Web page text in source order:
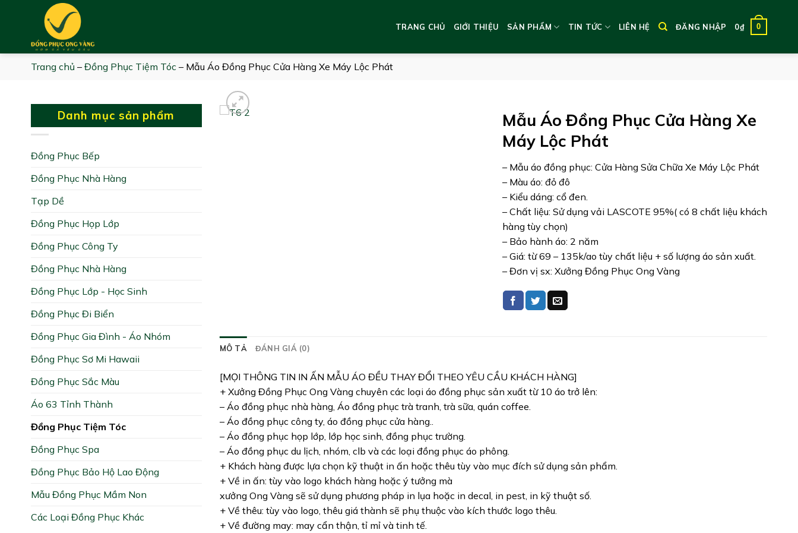
TRANG CHỦ GIỚI THIỆU SẢN PHẨM TIN TỨC LIÊN HỆ ĐĂNG NHẬP 0₫ 0
Trang chủ – Đồng Phục Tiệm Tóc – Mẫu Áo Đồng Phục Cửa Hàng Xe Máy Lộc Phát
Danh mục sản phẩm
Đồng Phục Bếp
Đồng Phục Nhà Hàng
Tạp Dề
Đồng Phục Họp Lớp
Đồng Phục Công Ty
Đồng Phục Nhà Hàng
Đồng Phục Lớp - Học Sinh
Đồng Phục Đi Biển
Đồng Phục Gia Đình - Áo Nhóm
Đồng Phục Sơ Mi Hawaii
Đồng Phục Sắc Màu
Áo 63 Tỉnh Thành
Đồng Phục Tiệm Tóc
Đồng Phục Spa
Đồng Phục Bảo Hộ Lao Động
Mẫu Đồng Phục Mầm Non
Các Loại Đồng Phục Khác
Mẫu Áo Đồng Phục Cửa Hàng Xe
Máy Lộc Phát
– Mẫu áo đồng phục: Cửa Hàng Sửa Chữa Xe Máy Lộc Phát
– Màu áo: đỏ đô
– Kiểu dáng: cổ đen.
– Chất liệu: Sử dụng vải LASCOTE 95%( có 8 chất liệu khách
hàng tùy chọn)
– Bảo hành áo: 2 năm
– Giá: từ 69 – 135k/ao tùy chất liệu + số lượng áo sản xuất.
– Đơn vị sx: Xưởng Đồng Phục Ong Vàng
MÔ TẢ ĐÁNH GIÁ (0)
[MỌI THÔNG TIN IN ẤN MẪU ÁO ĐỀU THAY ĐỔI THEO YÊU CẦU KHÁCH HÀNG]
+ Xưởng Đồng Phục Ong Vàng chuyên các loại áo đồng phục sản xuất từ 10 áo trở lên:
– Áo đồng phục nhà hàng, Áo đồng phục trà tranh, trà sữa, quán coffee.
– Áo đồng phục công ty, áo đồng phục cửa hàng..
– Áo đồng phục họp lớp, lớp học sinh, đồng phục trường.
– Áo đồng phục du lịch, nhóm, clb và các loại đồng phục áo phông.
+ Khách hàng được lựa chọn kỹ thuật in ấn hoặc thêu tùy vào mục đích sử dụng sản phẩm.
+ Về in ấn: tùy vào logo khách hàng hoặc ý tưởng mà
xưởng Ong Vàng sẽ sử dụng phương pháp in lụa hoặc in decal, in pest, in kỹ thuật số.
+ Về thêu: tùy vào logo, thêu giá thành sẽ phụ thuộc vào kích thước logo thêu.
+ Về đường may: may cẩn thận, tỉ mỉ và tinh tế.